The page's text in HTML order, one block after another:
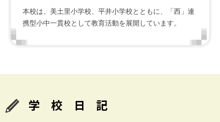
本校は、美土里小学校、平井小学校とともに、「西」連
携型小中一貫校として教育活動を展開しています。
学 校 日 記